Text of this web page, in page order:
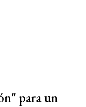
para un